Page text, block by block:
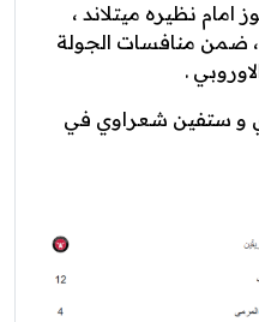
نظيره ميتلاند ،
، ضمن منافسات الجولة
.
و ستفين شعراوي في